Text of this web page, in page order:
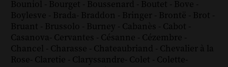
Bouniol - Bourget - Boussenard - Boutet - Bove -
Boylesve - Brada- Braddon - Bringer - Brontë - Brot -
Bruant - Brussolo - Burney - Cabanès - Cabot -
Casanova- Cervantes - Césanne - Cézembre -
Chancel - Charasse - Chateaubriand - Chevalier à la
Rose- Claretie - Claryssandre- Colet - Colette-